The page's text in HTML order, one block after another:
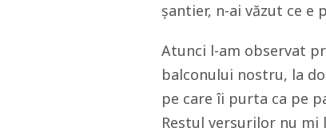
șantier, n-ai văzut ce e
Atunci l-am observat
balconului nostru, la
pe care îi purta ca pe
Restul versurilor nu mi